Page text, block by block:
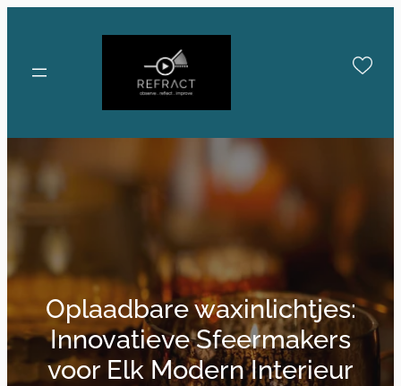
Oplaadbare waxinlichtjes:
Innovatieve Sfeermakers
voor Elk Modern Interieur